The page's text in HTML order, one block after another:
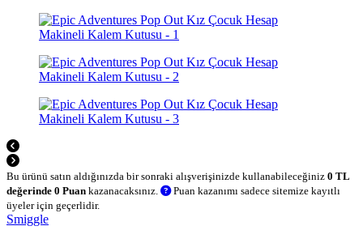
Bu ürünü satın aldığınızda bir sonraki alışverişinizde kullanabileceğiniz 0 TL
değerinde 0 Puan kazanacaksınız.
Puan kazanımı sadece sitemize kayıtlı
üyeler için geçerlidir.
Smiggle